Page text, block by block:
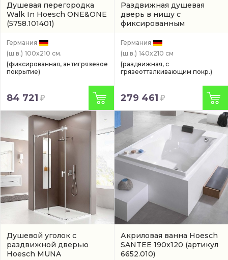
Душевая перегородка
Walk In Hoesch ONE&ONE
(5758.101401)
Германия
(ш.в.) 100x210 см.
(фиксированная, антигрязевое
покрытие)
84 721
Раздвижная душевая
дверь в нишу с
фиксированным
хром(арт. 9228314.101401)
Германия
(ш.в.) 140x210 см
(раздвижная, с
грязеотталкивающим покр.)
279 461
Душевой уголок с
раздвижной дверью
Hoesch MUNA
Акриловая ванна Hoesch
SANTEE 190x120 (артикул
6652.010)